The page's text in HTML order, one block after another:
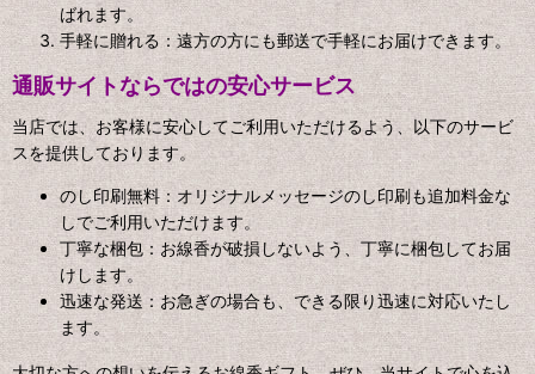
ばれます。
手軽に贈れる：遠方の方にも郵送で手軽にお届けできます。
通販サイトならではの安心サービス
当店では、お客様に安心してご利用いただけるよう、以下のサービ
スを提供しております。
のし印刷無料：オリジナルメッセージのし印刷も追加料金な
しでご利用いただけます。
丁寧な梱包：お線香が破損しないよう、丁寧に梱包してお届
けします。
迅速な発送：お急ぎの場合も、できる限り迅速に対応いたし
ます。